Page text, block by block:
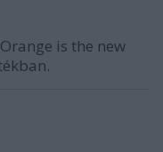
is the new